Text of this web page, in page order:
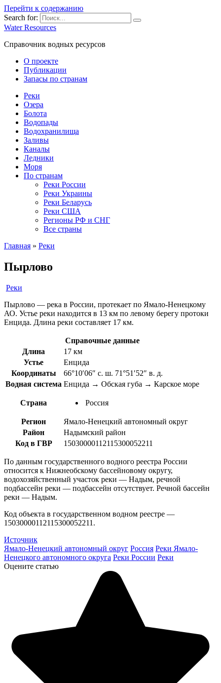
Перейти к содержанию
Search for:
Water Resources
Справочник водных ресурсов
О проекте
Публикации
Запасы по странам
Реки
Озера
Болота
Водопады
Водохранилища
Заливы
Каналы
Ледники
Моря
По странам
Реки России
Реки Украины
Реки Беларусь
Реки США
Регионы РФ и СНГ
Все страны
Главная » Реки
Пырлово
Реки
Пырлово — река в России, протекает по Ямало-Ненецкому
АО. Устье реки находится в 13 км по левому берегу протоки
Енцида. Длина реки составляет 17 км.
Справочные данные
Длина
17 км
Устье
Енцида
Координаты
66°10′06″ с. ш. 71°51′52″ в. д.
Водная система Енцида → Обская губа → Карское море
Страна Россия
Регион
Ямало-Ненецкий автономный округ
Район
Надымский район
Код в ГВР
15030000112115300052211
По данным государственного водного реестра России
относится к Нижнеобскому бассейновому округу,
водохозяйственный участок реки — Надым, речной
подбассейн реки — подбассейн отсутствует. Речной бассейн
реки — Надым.
Код объекта в государственном водном реестре —
15030000112115300052211.
Источник
Ямало-Ненецкий автономный округ Россия Реки Ямало-
Ненецкого автономного округа Реки России Реки
Оцените статью